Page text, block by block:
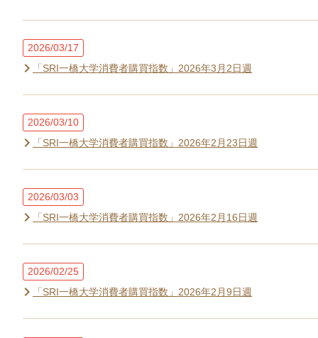
2026/03/17
「SRI一橋大学消費者購買指数」2026年3月2日週
2026/03/10
「SRI一橋大学消費者購買指数」2026年2月23日週
2026/03/03
「SRI一橋大学消費者購買指数」2026年2月16日週
2026/02/25
「SRI一橋大学消費者購買指数」2026年2月9日週